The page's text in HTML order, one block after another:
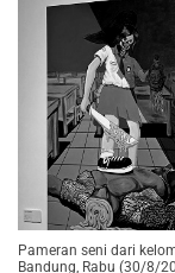
Pameran seni dari
Bandung, Rabu (30/8/